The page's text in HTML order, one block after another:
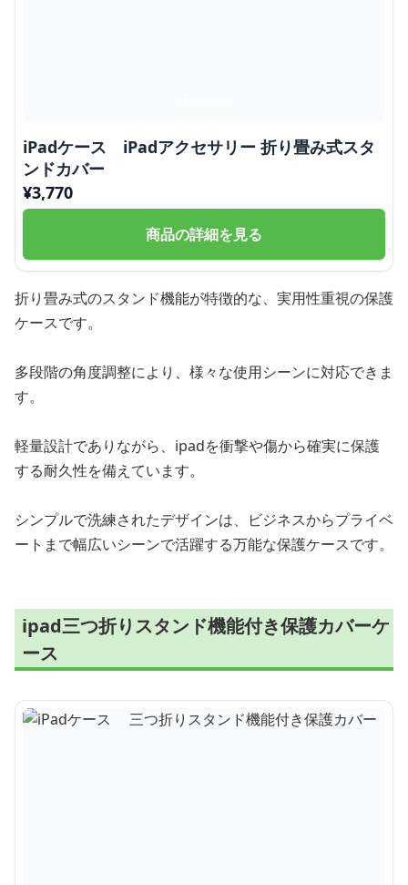
iPadケース iPadアクセサリー 折り畳み式スタ
ンドカバー
¥3,770
商品の詳細を見る
折り畳み式のスタンド機能が特徴的な、実用性重視の保護
ケースです。
多段階の角度調整により、様々な使用シーンに対応できま
す。
軽量設計でありながら、ipadを衝撃や傷から確実に保護
する耐久性を備えています。
シンプルで洗練されたデザインは、ビジネスからプライベ
ートまで幅広いシーンで活躍する万能な保護ケースです。
ipad三つ折りスタンド機能付き保護カバーケ
ース